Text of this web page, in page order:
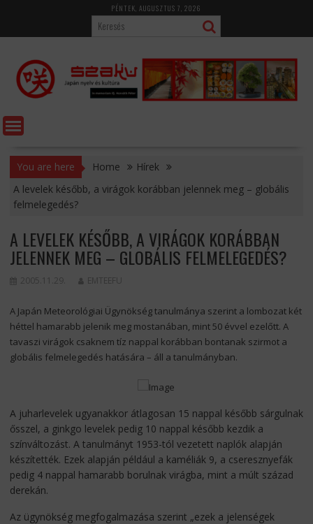
content
PÉNTEK, AUGUSZTUS 7, 2026
You are here Home
Hírek
A levelek később, a virágok korábban jelennek meg – globális
felmelegedés?
A LEVELEK KÉSŐBB, A VIRÁGOK KORÁBBAN
JELENNEK MEG – GLOBÁLIS FELMELEGEDÉS?
2005.11.29. EMTEEFU
A Japán Meteorológiai Ügynökség tanulmánya szerint a lombozat két
héttel hamarabb jelenik meg mostanában, mint 50 évvel ezelőtt. A
tavaszi virágok csaknem tíz nappal korábban bontanak szirmot a
globális felmelegedés hatására – áll a tanulmányban.
A juharlevelek ugyanakkor átlagosan 15 nappal később sárgulnak
ősszel, a ginkgo levelek pedig 10 nappal később kezdik a
színváltozást. A tanulmányt 1953-tól vezetett naplók alapján
készítették. Ezek alapján például a kaméliák 9, a cseresznyefák
pedig 4 nappal hamarabb borulnak virágba, mint a múlt század
derekán.
Az ügynökség megfogalmazása szerint „ezek a jelenségek